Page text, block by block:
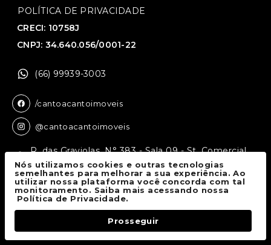
POLÍTICA DE PRIVACIDADE
CRECI: 10758J
CNPJ: 34.640.056/0001-22
(66) 99939-3003
/cantoacantoimoveis
@cantoacantoimoveis
R. das Graviolas, N° 383 - Sala 09 - St. Comercial,
Sinop - MT, 78550-136
Canto a Canto Imóveis© 2026.
Todos os direitos reservados.
Nós utilizamos cookies e outras tecnologias
semelhantes para melhorar a sua experiência. Ao
utilizar nossa plataforma você concorda com tal
monitoramento. Saiba mais acessando nossa
Política de Privacidade.
Prosseguir